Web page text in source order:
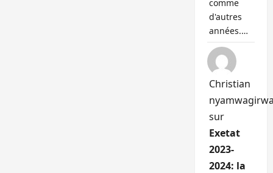
comme
d'autres
années.…
Christian
sur
Exetat
2023-
2024: la